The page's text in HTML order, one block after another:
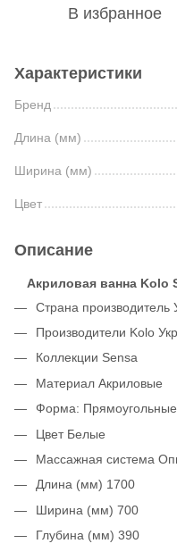
В избранное
Характеристики
Бренд
Длина (мм)
Ширина (мм)
Цвет
Описание
Акриловая ванна Kolo
Cтрана производитель
Производители Kolo
Коллекции Sensa
Материал Акриловые
Форма: Прямоугольные
Цвет Белые
Массажная система
Длина (мм) 1700
Ширина (мм) 700
Глубина (мм) 390